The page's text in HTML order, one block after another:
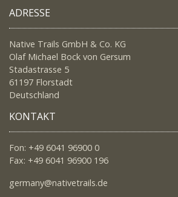
ADRESSE
Native Trails GmbH & Co. KG
Olaf Michael Bock von Gersum
Stadastrasse 5
61197 Florstadt
Deutschland
KONTAKT
Fon: +49 6041 96900 0
Fax: +49 6041 96900 196
germany@nativetrails.de